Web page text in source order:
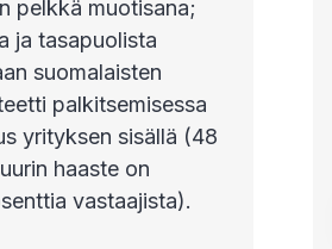
pelkkä muotisana;
ja tasapuolista
suomalaisten
palkitsemisessa
yrityksen sisällä (48
haaste on
vastaajista).